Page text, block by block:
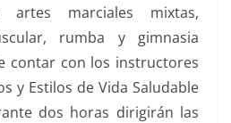
artes marciales mixtas,
rumba y gimnasia
contar con los instructores
y Estilos de Vida Saludable
dos horas dirigirán las